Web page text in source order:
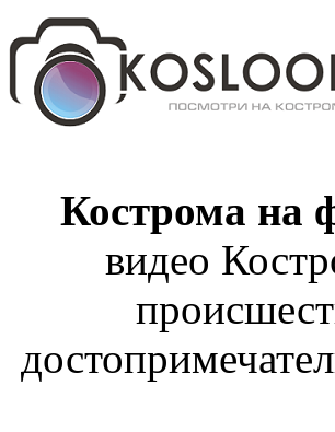
Кострома на
видео